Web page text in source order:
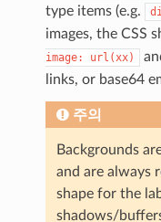
type items (e.g.
images, the CSS
image:
url(xx)
links, or base64
주의
Backgrounds
and are always
shape for the
shadows/